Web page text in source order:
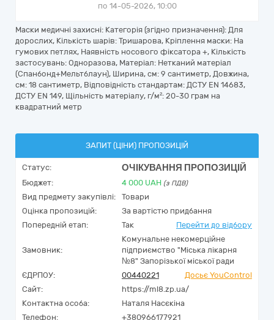
по 14-05-2026, 10:00
Маски медичні захисні: Категорія (згідно призначення): Для
дорослих, Кількість шарів: Тришарова, Кріплення маски: На
гумових петлях, Наявність носового фіксатора +, Кількість
застосувань: Одноразова, Матеріал: Нетканий матеріал
(Спанбонд+Мельтблаун), Ширина, см: 9 сантиметр, Довжина,
см: 18 сантиметр, Відповідність стандартам: ДСТУ EN 14683,
ДСТУ EN 149, Щільність матеріалу, г/м²: 20-30 грам на
квадратний метр
ЗАПИТ (ЦІНИ) ПРОПОЗИЦІЙ
Статус: ОЧІКУВАННЯ ПРОПОЗИЦІЙ
Бюджет: 4 000 UAH (з ПДВ)
Вид предмету закупівлі:
Товари
Оцінка пропозицій:
За вартістю придбання
Попередній етап:
Так Перейти до відбору
Замовник:
Комунальне некомерційне
підприємство "Міська лікарня
№8" Запорізької міської ради
ЄДРПОУ:
00440221
Досьє YouControl
Сайт:
https://ml8.zp.ua/
Контактна особа:
Наталя Насєкіна
Телефон:
+380966177921